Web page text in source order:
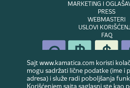
MARKETING I
PRESS
WEBMASTERI
USLOVI
FAQ
© Copyright 2007-2026. Website developed
Sajt www.kamatica.com koristi
mogu sadržati lične podatke (ime i
adresa) i služe radi poboljšanja